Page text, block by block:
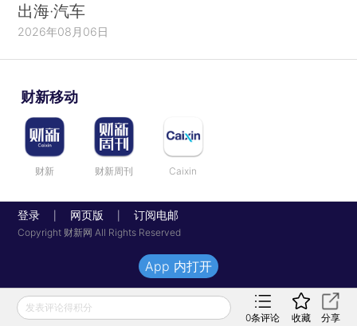
出海·汽车
2026年08月06日
财新移动
财新 财新周刊 Caixin
登录 网页版 订阅电邮
Copyright 财新网 All Rights Reserved
发表评论得积分
0条评论 收藏 分享
App 内打开